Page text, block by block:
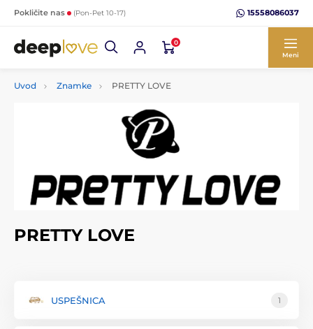
Pokličite nas (Pon-Pet 10-17) 15558086037
0
Meni
Uvod Znamke PRETTY LOVE
PRETTY LOVE
USPEŠNICA 1